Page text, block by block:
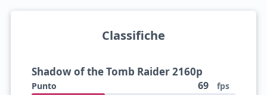
Classifiche
Shadow of the Tomb Raider 2160p
Punto 69 fps